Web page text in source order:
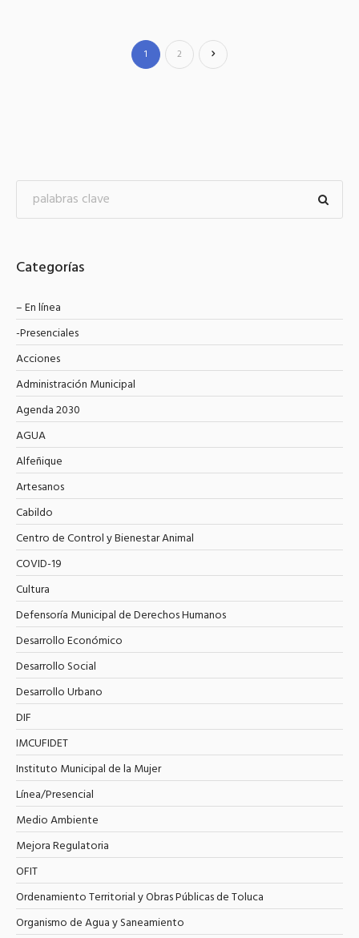
1 2
Categorías
– En línea
-Presenciales
Acciones
Administración Municipal
Agenda 2030
AGUA
Alfeñique
Artesanos
Cabildo
Centro de Control y Bienestar Animal
COVID-19
Cultura
Defensoría Municipal de Derechos Humanos
Desarrollo Económico
Desarrollo Social
Desarrollo Urbano
DIF
IMCUFIDET
Instituto Municipal de la Mujer
Línea/Presencial
Medio Ambiente
Mejora Regulatoria
OFIT
Ordenamiento Territorial y Obras Públicas de Toluca
Organismo de Agua y Saneamiento